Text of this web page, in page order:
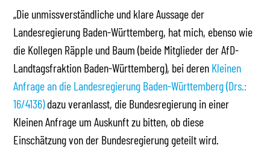
„Die unmissverständliche und klare Aussage der
Landesregierung Baden-Württemberg, hat mich, ebenso wie
die Kollegen Räpple und Baum (beide Mitglieder der AfD-
Landtagsfraktion Baden-Württemberg), bei deren Kleinen
Anfrage an die Landesregierung Baden-Württemberg (Drs.:
16/4136)dazu veranlasst, die Bundesregierung in einer
Kleinen Anfrage um Auskunft zu bitten, ob diese
Einschätzung von der Bundesregierung geteilt wird.